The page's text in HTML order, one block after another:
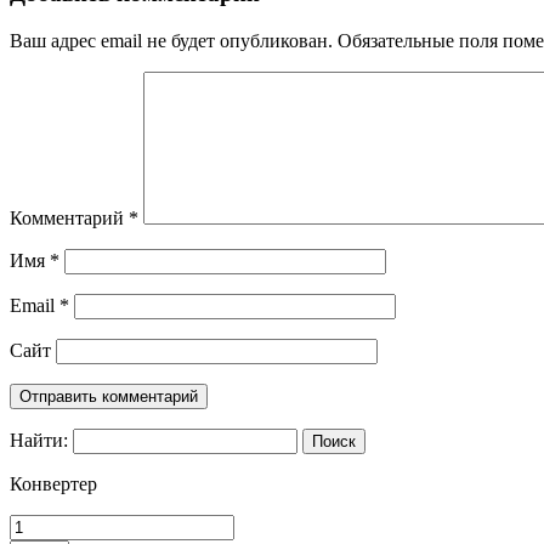
Ваш адрес email не будет опубликован. Обязательные поля
Комментарий *
Имя *
Email *
Сайт
Найти:
Конвертер